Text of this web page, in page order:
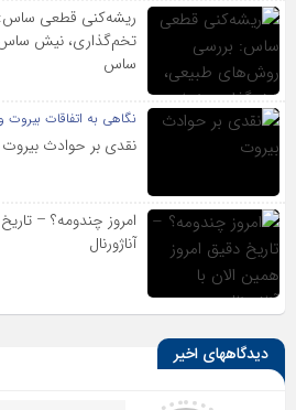
ریشه‌کنی قطعی
تخم‌گذاری، نیش
ساس
نگاهی به اتفاقات بیروت
نقدی بر حوادث بیروت
امروز چندومه؟ –
آناژورنال
دیدگاههای اخیر